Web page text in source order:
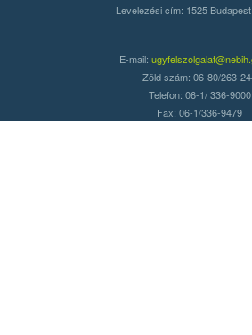
Levelezési cím: 1525
E-mail:
Zöld szám: 06-80/263-
Telefon: 06-1/ 336-9000
Fax: 06-1/336-9479